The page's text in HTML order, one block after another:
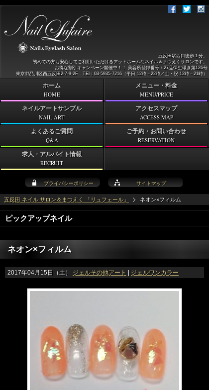
五反田 ネイル サロン＆まつえく 「リュフェール」 ネオン×フィルム
ピックアップネイル
ネオン×フィルム
2017年04月15日（土） ジェルその他アート | ジェルワンカラー
プライバシーポリシー サイトマップ
五反田駅西口徒歩１分。
初めての方も安心してご利用いただけるアットホームなネイル＆まつえくサロンです。
お得な割引キャンペーン開催中！！ 美容所登録番号：27品保生環き第126号
東京都品川区西五反田2-7-9-2F TEl：03-5935-7216（平日 12時－22時／土・祝 12時－21時）
ホーム
HOME
メニュー・料金
MENU/PRICE
ネイルアートサンプル
NAIL ART
アクセスマップ
ACCESS MAP
よくあるご質問
Q&A
ご予約・お問い合わせ
RESERVATION
求人・アルバイト情報
RECRUIT